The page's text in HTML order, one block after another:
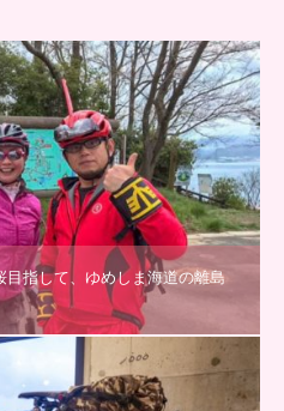
指して、ゆめしま海道の離島